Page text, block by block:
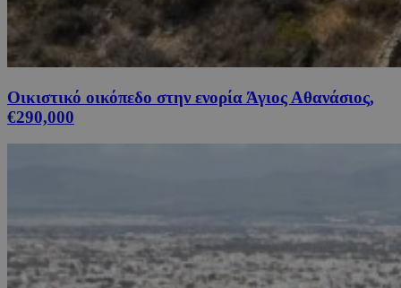
Οικιστικό οικόπεδο στην ενορία Άγιος Αθανάσιος,
€290,000